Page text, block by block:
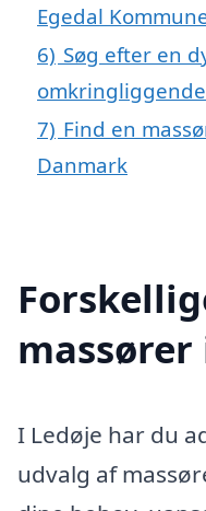
Egedal
6) Søg efter en
7) Find en
Danmark
massører
I Ledøje har du
udvalg af